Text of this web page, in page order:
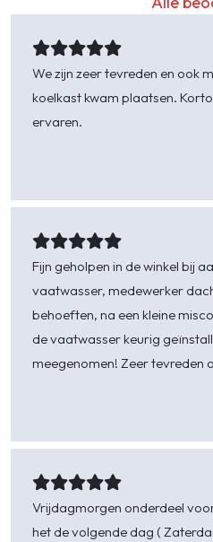
We zijn zeer tevreden en ook
koelkast kwam plaatsen.
ervaren.
Fijn geholpen in de winkel bij
vaatwasser, medewerker
behoeften, na een kleine
de vaatwasser keurig
meegenomen! Zeer tevreden
Vrijdagmorgen onderdeel
het de volgende dag (